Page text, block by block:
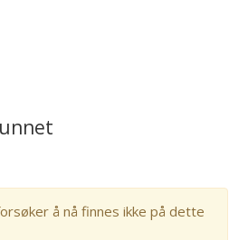
å nå finnes ikke på dette